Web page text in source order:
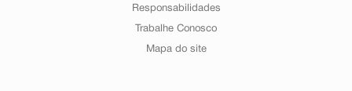
Responsabilidades
Trabalhe Conosco
Mapa do site